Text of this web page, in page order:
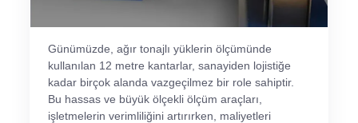
Günümüzde, ağır tonajlı yüklerin ölçümünde
kullanılan 12 metre kantarlar, sanayiden lojistiğe
kadar birçok alanda vazgeçilmez bir role sahiptir.
Bu hassas ve büyük ölçekli ölçüm araçları,
işletmelerin verimliliğini artırırken, maliyetleri